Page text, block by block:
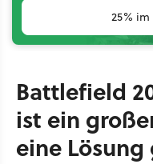
25% im
Battlefield
ist ein
eine Lösung